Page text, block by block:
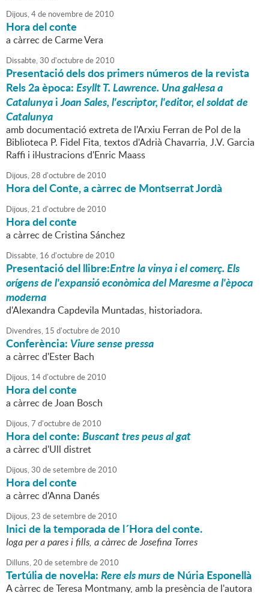
Dijous,4de novembrede2010
Hora del conte
a càrrec de Carme Vera
Dissabte,30 d'octubrede2010
Presentació dels dos primers números de la revista
Rels 2a època:Esyllt T. Lawrence. Una gal·lesa a
CatalunyaiJoan Sales, l'escriptor, l'editor, el soldat de
Catalunya
amb documentació extreta de l'Arxiu Ferran de Pol de la
Biblioteca P. Fidel Fita, textos d'Adrià Chavarria, J.V. Garcia
Raffi i il·lustracions d'Enric Maass
Dijous,28 d'octubrede2010
Hora del Conte, a càrrec de Montserrat Jordà
Dijous,21 d'octubrede2010
Hora del conte
a càrrec de Cristina Sánchez
Dissabte, 16 d'octubrede2010
Presentació del llibre:Entre la vinya i el comerç. Els
orígens de l'expansió econòmica del Maresme a l'època
moderna
d'Alexandra Capdevila Muntadas, historiadora.
Divendres, 15 d'octubrede2010
Conferència: Viure sense pressa
a càrrec d'Ester Bach
Dijous, 14d'octubrede2010
Hora del conte
a càrrec de Joan Bosch
Dijous,7 d'octubrede2010
Hora del conte:Buscant tres peus al gat
a càrrec d'Ull distret
Dijous,30 desetembrede2010
Hora del conte
a càrrec d'Anna Danés
Dijous,23 desetembrede2010
Inici de la temporada de l´Hora del conte.
Ioga per a pares i fills, a càrrec de Josefina Torres
Dilluns,20 desetembrede2010
Tertúlia de novel·la:Rere els mursde Núria Esponellà
A càrrec de Teresa Montmany, amb la presència de l'autora